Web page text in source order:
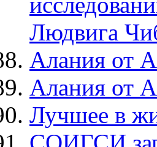
Людвига
Алания от
Алания от
Лучшее в